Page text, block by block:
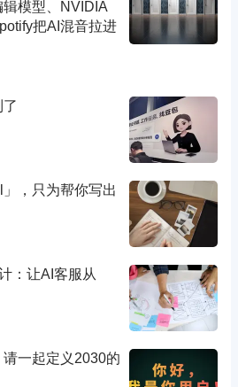
模型、NVIDIA
把AI混音拉进
，只为帮你写出
：让AI客服从
一起定义2030的